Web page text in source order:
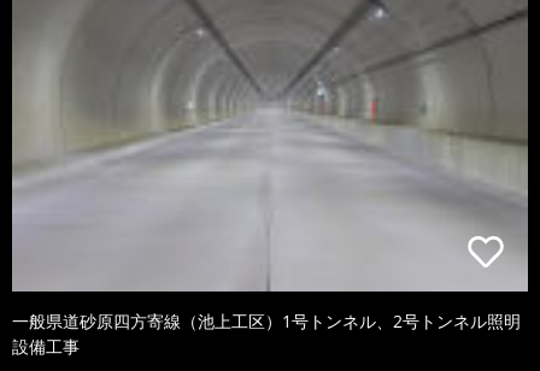
一般県道砂原四方寄線（池上工区）1号トンネル、2号トンネル照明
設備工事